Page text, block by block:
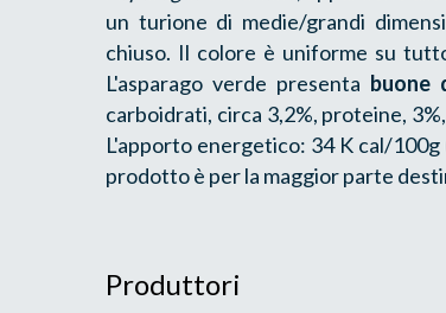
un turione di medie/grandi
chiuso. Il colore è uniforme su
L'asparago verde presenta buone
carboidrati, circa 3,2%, proteine,
L'apporto energetico: 34 K cal/
prodotto è per la maggior parte
Produttori